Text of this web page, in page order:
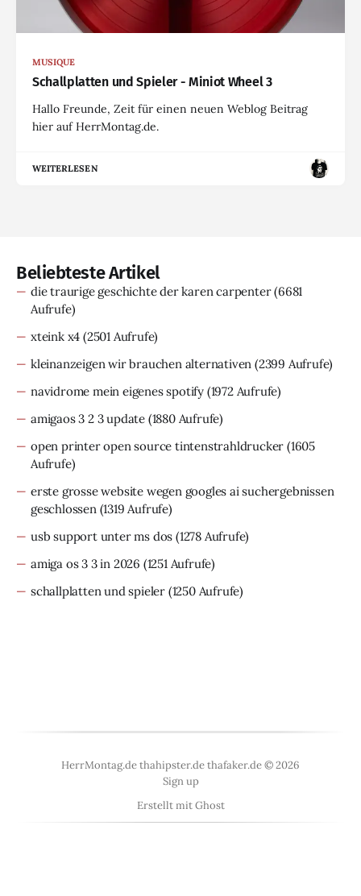
MUSIQUE
Schallplatten und Spieler - Miniot Wheel 3
Hallo Freunde, Zeit für einen neuen Weblog Beitrag
hier auf HerrMontag.de.
WEITERLESEN
Beliebteste Artikel
die traurige geschichte der karen carpenter(6681
Aufrufe)
xteink x4 (2501 Aufrufe)
kleinanzeigen wir brauchen alternativen (2399 Aufrufe)
navidrome mein eigenes spotify (1972 Aufrufe)
amigaos 3 2 3 update (1880 Aufrufe)
open printer open source tintenstrahldrucker (1605
Aufrufe)
erste grosse website wegen googles ai suchergebnissen
geschlossen (1319 Aufrufe)
usb support unter ms dos (1278 Aufrufe)
amiga os 3 3 in 2026 (1251 Aufrufe)
schallplatten und spieler (1250 Aufrufe)
HerrMontag.de thahipster.de thafaker.de © 2026
Sign up
Erstellt mitGhost